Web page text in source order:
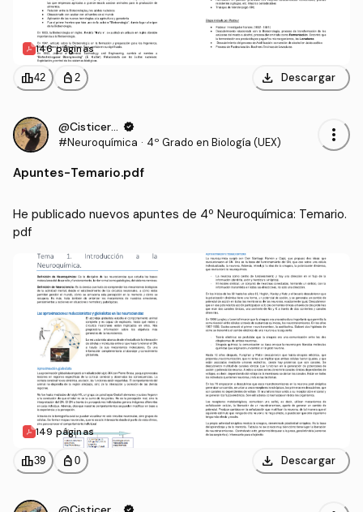
146 páginas
leaderboard42 personal_bag 2 download Descargar
@Cisticercoverified
#Neuroquímica · 4º Grado en Biología (UEX) more_vert
Apuntes-Temario.pdf
He publicado nuevos apuntes de 4º Neuroquímica: Temario.
pdf
149 páginas
leaderboard39 personal_bag 0 download Descargar